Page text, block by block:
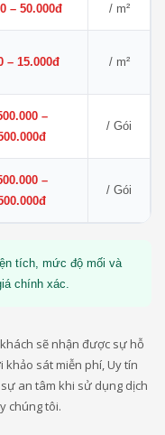
– 50.000đ / m²
– 15.000đ / m²
–
/ Gói
–
/ Gói
tích, mức độ mối và
chính xác.
sẽ nhận được sự hỗ
sát miễn phí, Uy tín
an tâm khi sử dụng dịch
chúng tôi.